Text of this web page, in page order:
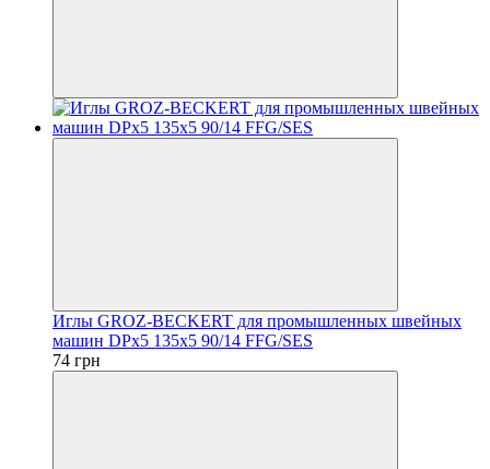
Иглы GROZ-BECKERT для промышленных швейных
машин DPx5 135x5 90/14 FFG/SES
74 грн